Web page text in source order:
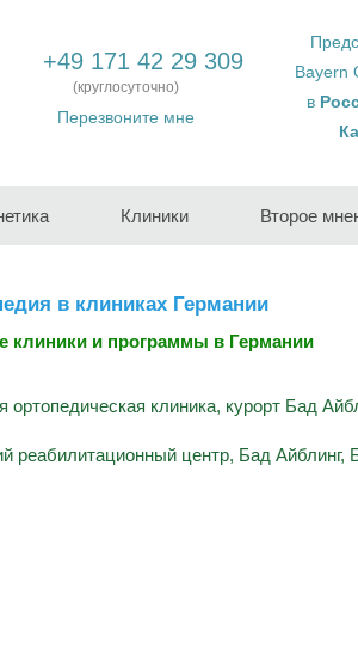
+49 171 42 29 309
(круглосуточно)
Перезвоните мне
Bayern
в
Клиники Второе
в клиниках Германии
клиники и программы в Германии
ортопедическая клиника, курорт Бад
реабилитационный центр, Бад Айблинг,